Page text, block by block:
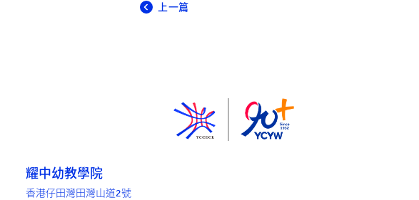
上一篇
耀中幼教學院
香港仔田灣田灣山道2號